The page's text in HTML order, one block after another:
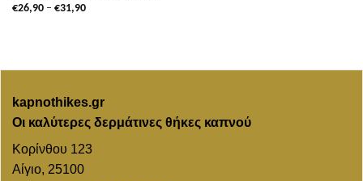
€26,90 – €31,90Price
kapnothikes.gr
Οι καλύτερες δερμάτινες θήκες καπνού
Κορίνθου 123
Αίγιο, 25100